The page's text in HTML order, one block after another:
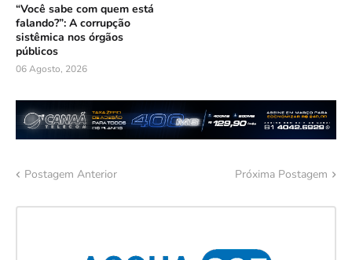
“Você sabe com quem está
falando?”: A corrupção
sistêmica nos órgãos
públicos
06 Agosto, 2026
Postagem Anterior Próxima Postagem